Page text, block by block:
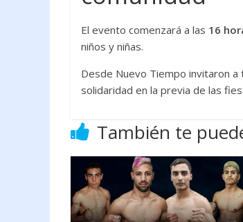
El evento comenzará a las 16
niños y niñas.
Desde Nuevo Tiempo invitaron
solidaridad en la previa de las
También te